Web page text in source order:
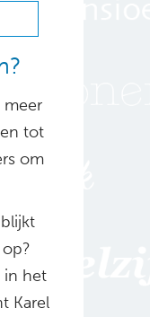
meer
tot
om
in het
Karel